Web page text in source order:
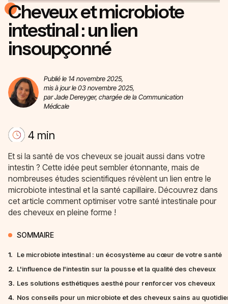
Cheveux et microbiote
intestinal : un lien
insoupçonné
Publié le 14 novembre 2025,
mis à jour le 03 novembre 2025,
par Jade Dereyger, chargée de la Communication
Médicale
4 min
Et si la santé de vos cheveux se jouait aussi dans votre
intestin ? Cette idée peut sembler étonnante, mais de
nombreuses études scientifiques révèlent un lien entre le
microbiote intestinal et la santé capillaire. Découvrez dans
cet article comment optimiser votre santé intestinale pour
des cheveux en pleine forme !
SOMMAIRE
1.
Le microbiote intestinal : un écosystème au cœur de votre santé
2. L'influence de l'intestin sur la pousse et la qualité des cheveux
3. Les solutions esthétiques aesthé pour renforcer vos cheveux
4. Nos conseils pour un microbiote et des cheveux sains au